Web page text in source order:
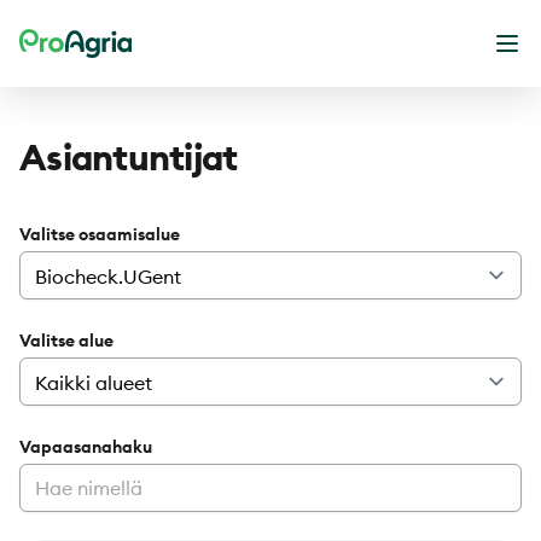
ProAgria
Asiantuntijat
Valitse osaamisalue
Valitse alue
Vapaasanahaku